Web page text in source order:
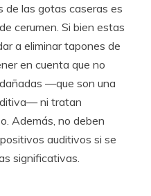
de las gotas caseras es
cerumen. Si bien estas
a eliminar tapones de
en cuenta que no
—que son una
ni tratan
Además, no deben
auditivos si se
significativas.